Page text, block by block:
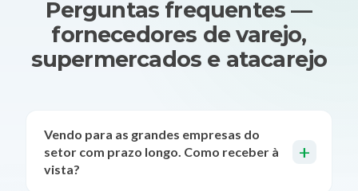
Perguntas frequentes —
fornecedores de varejo,
supermercados e atacarejo
Vendo para as grandes empresas do
setor com prazo longo. Como receber à
vista?